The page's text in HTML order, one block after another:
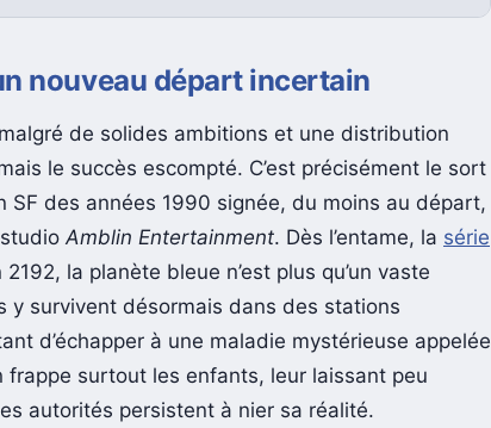
nouveau départ incertain
de solides ambitions et une distribution
le succès escompté. C’est précisément le sort
SF des années 1990 signée, du moins au départ,
Amblin Entertainment. Dès l’entame, la série
la planète bleue n’est plus qu’un vaste
y survivent désormais dans des stations
d’échapper à une maladie mystérieuse appelée
surtout les enfants, leur laissant peu
autorités persistent à nier sa réalité.